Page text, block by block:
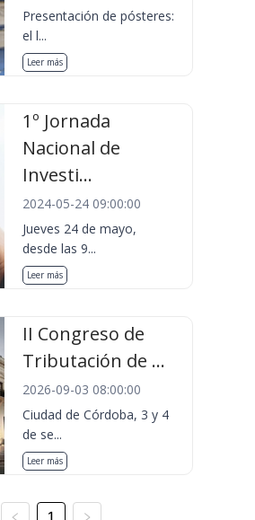
Presentación de pósteres:
el l...
Leer más
1º Jornada
Nacional de
Investi...
2024-05-24 09:00:00
Jueves 24 de mayo,
desde las 9...
Leer más
II Congreso de
Tributación de ...
2026-09-03 08:00:00
Ciudad de Córdoba, 3 y 4
de se...
Leer más
1